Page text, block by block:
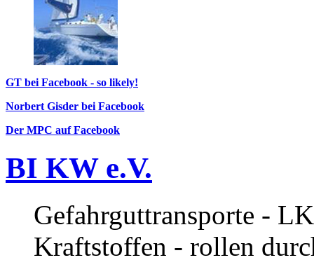
GT bei Facebook - so likely!
Norbert Gisder bei Facebook
Der MPC auf Facebook
BI KW e.V.
Gefahrguttransporte -
Kraftstoffen - rollen